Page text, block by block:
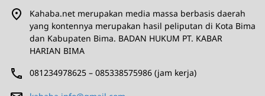
Kahaba.net merupakan media massa berbasis daerah
yang kontennya merupakan hasil peliputan di Kota Bima
dan Kabupaten Bima. BADAN HUKUM PT. KABAR
HARIAN BIMA
081234978625 – 085338575986 (jam kerja)